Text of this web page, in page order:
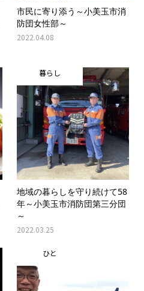
市民に寄り添う～小美玉市消
防団女性部～
2022.04.08
暮らし
地域の暮らしを守り続けて58
年～小美玉市消防団第三分団
～
2022.03.25
ひと